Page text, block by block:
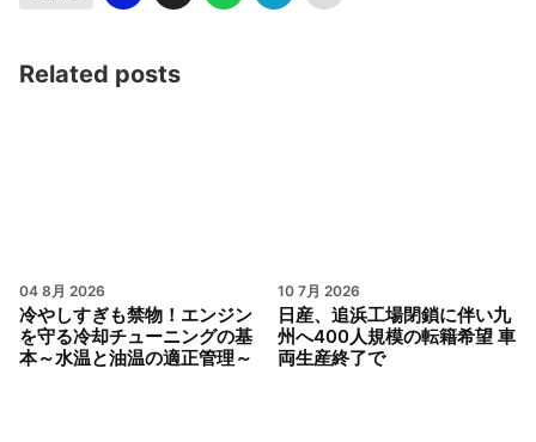
Related posts
04 8月 2026
冷やしすぎも禁物！エンジン
を守る冷却チューニングの基
本～水温と油温の適正管理～
10 7月 2026
日産、追浜工場閉鎖に伴い九
州へ400人規模の転籍希望 車
両生産終了で